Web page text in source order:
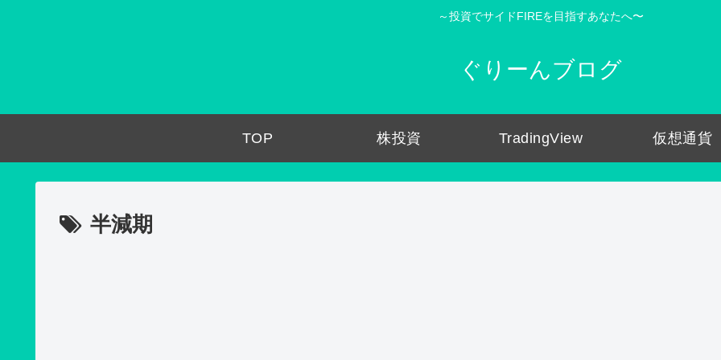
～投資でサイドFIREを目指すあなたへ〜
ぐりーんブログ
TOP 株投資 TradingView 仮想通貨
半減期